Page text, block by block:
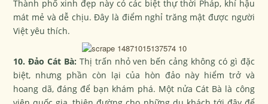
Thành phố xinh đẹp này có các biệt thự thời Pháp, khí hậu
mát mẻ và dễ chịu. Đây là điểm nghỉ trăng mật được người
Việt yêu thích.
10. Đảo Cát Bà: Thị trấn nhỏ ven bến cảng không có gì đặc
biệt, nhưng phần còn lại của hòn đảo này hiểm trở và
hoang dã, đáng để bạn khám phá. Một nửa Cát Bà là công